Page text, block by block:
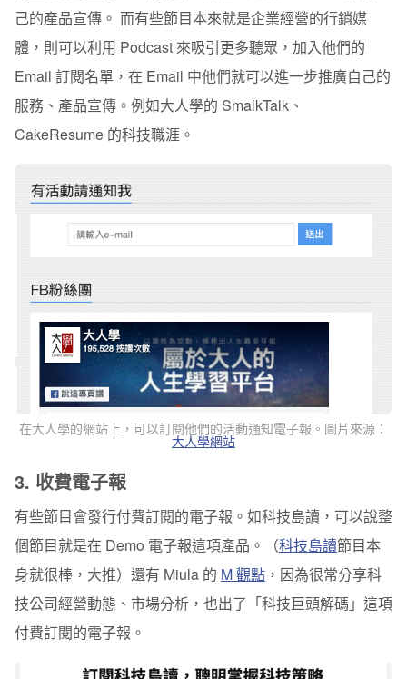
己的產品宣傳。 而有些節目本來就是企業經營的行銷媒
體，則可以利用 Podcast 來吸引更多聽眾，加入他們的
Email 訂閱名單，在 Email 中他們就可以進一步推廣自己的
服務、產品宣傳。例如大人學的 SmalkTalk、
CakeResume 的科技職涯。
在大人學的網站上，可以訂閱他們的活動通知電子報。圖片來源：
大人學網站
3. 收費電子報
有些節目會發行付費訂閱的電子報。如科技島讀，可以說整
個節目就是在 Demo 電子報這項產品。（科技島讀節目本
身就很棒，大推）還有 Miula 的 M 觀點 ，因為很常分享科
技公司經營動態、市場分析，也出了「科技巨頭解碼」這項
付費訂閱的電子報。